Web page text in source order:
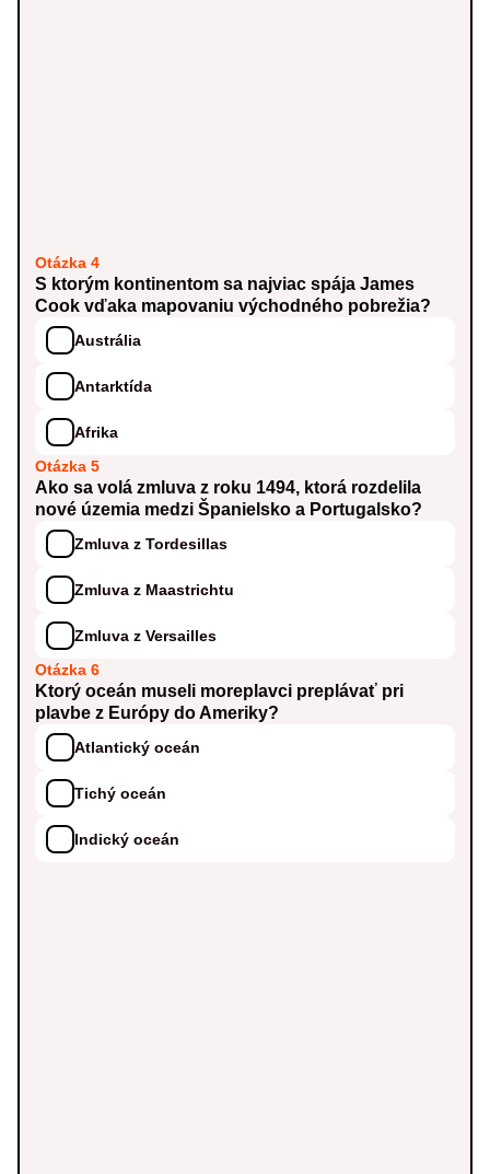
Otázka 4
S ktorým kontinentom sa najviac spája James
Cook vďaka mapovaniu východného pobrežia?
Austrália
Antarktída
Afrika
Otázka 5
Ako sa volá zmluva z roku 1494, ktorá rozdelila
nové územia medzi Španielsko a Portugalsko?
Zmluva z Tordesillas
Zmluva z Maastrichtu
Zmluva z Versailles
Otázka 6
Ktorý oceán museli moreplavci preplávať pri
plavbe z Európy do Ameriky?
Atlantický oceán
Tichý oceán
Indický oceán